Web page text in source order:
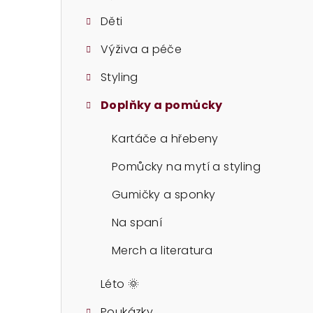
Děti
Výživa a péče
Styling
Doplňky a pomůcky
Kartáče a hřebeny
Pomůcky na mytí a styling
Gumičky a sponky
Na spaní
Merch a literatura
Léto 🌞